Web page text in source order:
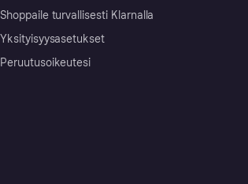
Shoppaile turvallisesti Klarnalla
Yksityisyysasetukset
Peruutusoikeutesi